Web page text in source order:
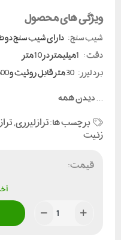
ویژگی های محصول
شیب سنج: دارای شیب سنج دو
دقت :
برد لیزر:
...دیدن همه
برچسب ها:تراز لیزری,
زنیت
قیمت: